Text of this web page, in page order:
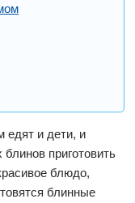
едят и дети, и
приготовить
блюдо,
блинные